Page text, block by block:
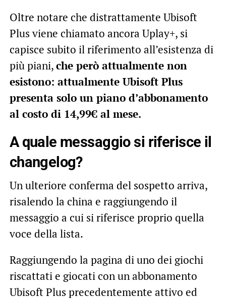
Oltre notare che distrattamente Ubisoft
Plus viene chiamato ancora Uplay+, si
capisce subito il riferimento all’esistenza di
più piani,che però attualmente non
esistono: attualmente Ubisoft Plus
presenta solo un piano d’abbonamento
al costo di 14,99€ al mese.
A quale messaggio si riferisce il
changelog?
Un ulteriore conferma del sospetto arriva,
risalendo la china e raggiungendo il
messaggio a cui si riferisce proprio quella
voce della lista.
Raggiungendo la pagina di uno dei giochi
riscattati e giocati con un abbonamento
Ubisoft Plus precedentemente attivo ed